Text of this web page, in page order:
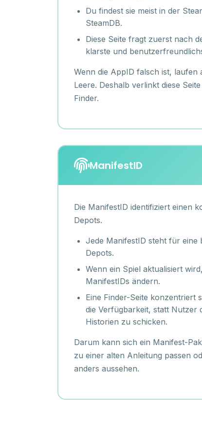
Du findest sie meist in der
SteamDB.
Diese Seite fragt zuerst nach
klarste und
Wenn die AppID falsch ist, laufen
Leere. Deshalb verlinkt diese
Finder.
ManifestID
Die ManifestID identifiziert einen
Depots.
Jede ManifestID steht für eine
Depots.
Wenn ein Spiel aktualisiert
ManifestIDs ändern.
Eine Finder-Seite konzentriert
die Verfügbarkeit, statt Nutzer
Historien zu schicken.
Darum kann sich ein Manifest-
zu einer alten Anleitung passen
anders aussehen.